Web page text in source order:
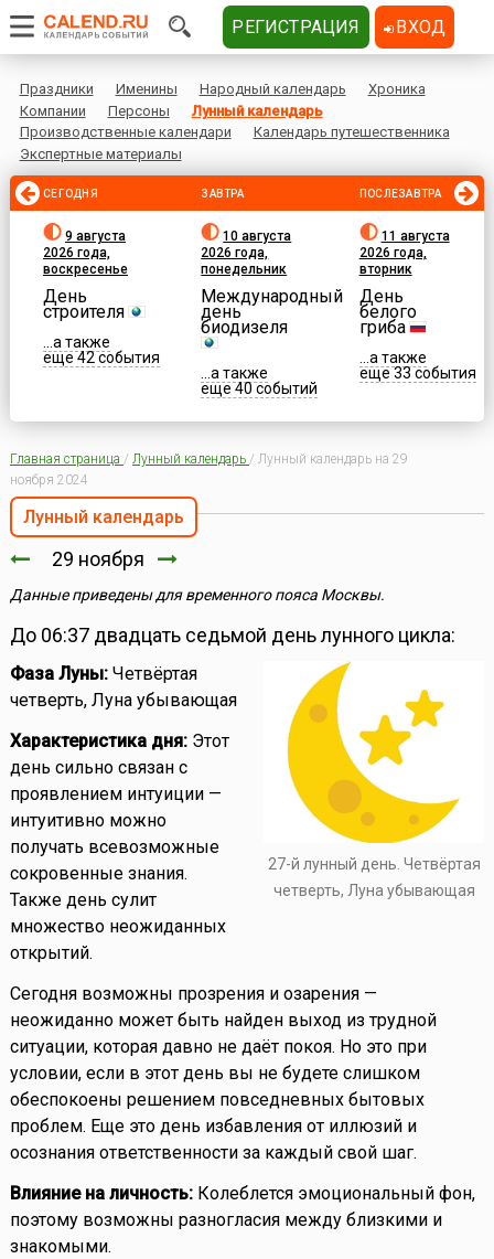
Праздники Именины Народный календарь
Хроника
Компании
Персоны
Лунный календарь
Производственные календари
Календарь путешественника
Экспертные материалы
СЕГОДНЯ
9 августа
2026 года,
воскресенье
День
строителя
...а также
еще 42 события
ЗАВТРА
10 августа
2026 года,
понедельник
Международный
день
биодизеля
...а также
еще 40 событий
ПОСЛЕЗАВТРА
11 августа
2026 года,
вторник
День
белого
гриба
...а также
еще 33 события
Главная страница / Лунный календарь / Лунный календарь на 29
ноября 2024
Лунный календарь
29 ноября
Данные приведены для временного пояса Москвы.
До 06:37 двадцать седьмой день лунного цикла:
27-й лунный день. Четвёртая
четверть, Луна убывающая
Фаза Луны:Четвёртая
четверть, Луна убывающая
Характеристика дня:Этот
день сильно связан с
проявлением интуиции —
интуитивно можно
получать всевозможные
сокровенные знания.
Также день сулит
множество неожиданных
открытий.
Сегодня возможны прозрения и озарения —
неожиданно может быть найден выход из трудной
ситуации, которая давно не даёт покоя. Но это при
условии, если в этот день вы не будете слишком
обеспокоены решением повседневных бытовых
проблем. Еще это день избавления от иллюзий и
осознания ответственности за каждый свой шаг.
Влияние на личность:Колеблется эмоциональный фон,
поэтому возможны разногласия между близкими и
знакомыми.
РЕГИСТРАЦИЯ ВХОД